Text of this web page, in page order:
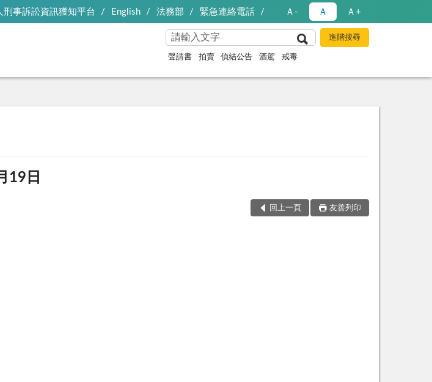
刑事訴訟資訊獲知平台 English 法務部 緊急連絡電話 Ａ- Ａ Ａ+
聲請書 拍賣 偵結公告 酒駕 戒毒
19日
回上一頁 友善列印